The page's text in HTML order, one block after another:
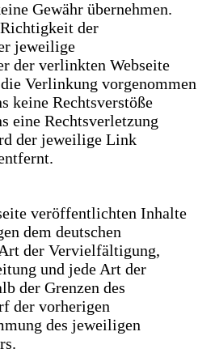
Gewähr übernehmen.
der
jeweilige
der verlinkten Webseite
Verlinkung vorgenommen
keine Rechtsverstöße
eine Rechtsverletzung
der jeweilige Link
veröffentlichten Inhalte
dem deutschen
der Vervielfältigung,
und jede Art der
der Grenzen des
der vorherigen
des jeweiligen